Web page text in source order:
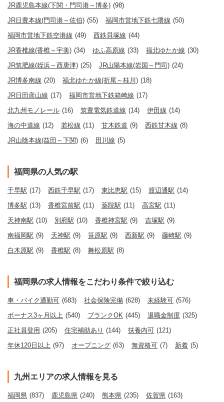
JR鹿児島本線(下関・門司港～博多) (98)
JR日豊本線(門司港～佐伯) (55) 福岡市営地下鉄七隈線 (50)
福岡市営地下鉄空港線 (49) 西鉄貝塚線 (44)
JR香椎線(香椎～宇美) (34) ゆふ高原線 (33) 福北ゆたか線 (30)
JR筑肥線(姪浜～西唐津) (25) JR山陽本線(岩国～門司) (24)
JR博多南線 (20) 福北ゆたか線(折尾～桂川) (18)
JR日田彦山線 (17) 福岡市営地下鉄箱崎線 (17)
北九州モノレール (16) 筑豊電気鉄道線 (14) 伊田線 (14)
海の中道線 (12) 若松線 (11) 甘木鉄道 (9) 西鉄甘木線 (8)
JR山陰本線(益田～下関) (6) 田川線 (5)
福岡県の人気の駅
千早駅 (17) 西鉄千早駅 (17) 東比恵駅 (15) 渡辺通駅 (14)
博多駅 (13) 香椎宮前駅 (11) 薬院駅 (11) 高宮駅 (11)
天神南駅 (10) 別府駅 (10) 香椎神宮駅 (9) 吉塚駅 (9)
南福岡駅 (9) 天神駅 (9) 笹原駅 (9) 西新駅 (9) 藤崎駅 (9)
白木原駅 (9) 香椎駅 (8) 舞松原駅 (8)
福岡県の求人情報をこだわり条件で絞り込む
車・バイク通勤可 (683) 社会保険完備 (628) 未経験可 (576)
ボーナス3ヶ月以上 (540) ブランクOK (445) 退職金制度 (325)
正社員登用 (205) 住宅補助あり (144) 扶養内可 (121)
年休120日以上 (97) オープニング (63) 無資格可 (7) 新着 (5)
九州エリアの求人情報を見る
福岡県 (837) 鹿児島県 (240) 熊本県 (235) 佐賀県 (163)